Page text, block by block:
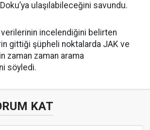
ulaşılabileceğini savundu.
incelendiğini belirten
gittiği şüpheli noktalarda JAK ve
zaman zaman arama
söyledi.
KAT